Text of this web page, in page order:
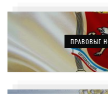
ПРАВОВЫЕ